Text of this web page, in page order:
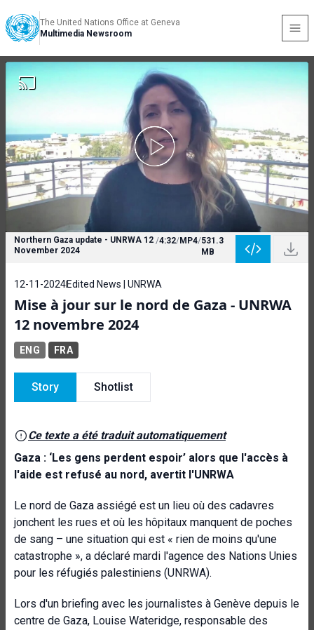
The United Nations Office at Geneva
Multimedia Newsroom
Northern Gaza update - UNRWA 12
November 2024
/4:32/MP4/531.3
MB
12-11-2024Edited News | UNRWA
Mise à jour sur le nord de Gaza - UNRWA
12 novembre 2024
ENG FRA
Story Shotlist
Ce texte a été traduit automatiquement
Gaza : ‘Les gens perdent espoir’ alors que l'accès à
l'aide est refusé au nord, avertit l'UNRWA
Le nord de Gaza assiégé est un lieu où des cadavres
jonchent les rues et où les hôpitaux manquent de poches
de sang – une situation qui est « rien de moins qu'une
catastrophe », a déclaré mardi l'agence des Nations Unies
pour les réfugiés palestiniens (UNRWA).
Lors d'un briefing avec les journalistes à Genève depuis le
centre de Gaza, Louise Wateridge, responsable des